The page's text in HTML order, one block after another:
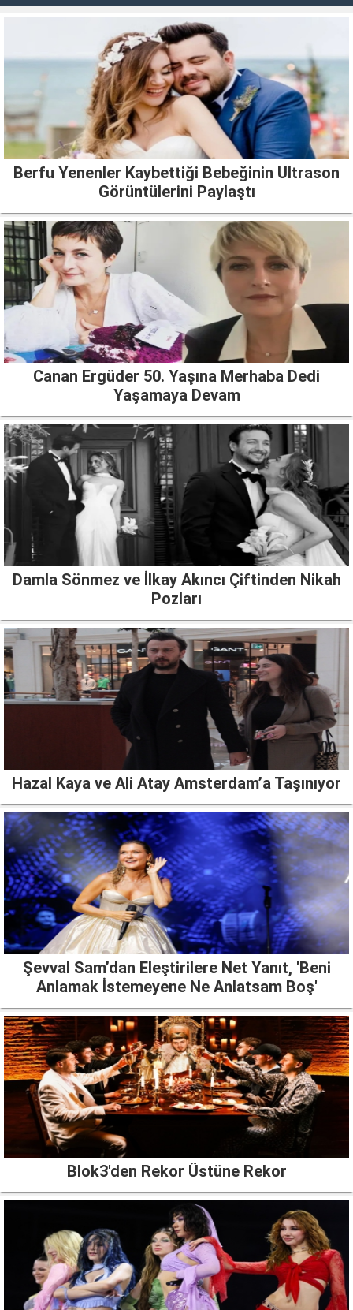
Berfu Yenenler Kaybettiği Bebeğinin Ultrason
Görüntülerini Paylaştı
Canan Ergüder 50. Yaşına Merhaba Dedi
Yaşamaya Devam
Damla Sönmez ve İlkay Akıncı Çiftinden Nikah
Pozları
Hazal Kaya ve Ali Atay Amsterdam’a Taşınıyor
Şevval Sam’dan Eleştirilere Net Yanıt, 'Beni
Anlamak İstemeyene Ne Anlatsam Boş'
Blok3'den Rekor Üstüne Rekor